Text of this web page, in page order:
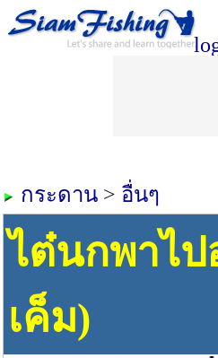
กระดาน > อื่นๆ
ไต๋นกพาไป
เค็ม)